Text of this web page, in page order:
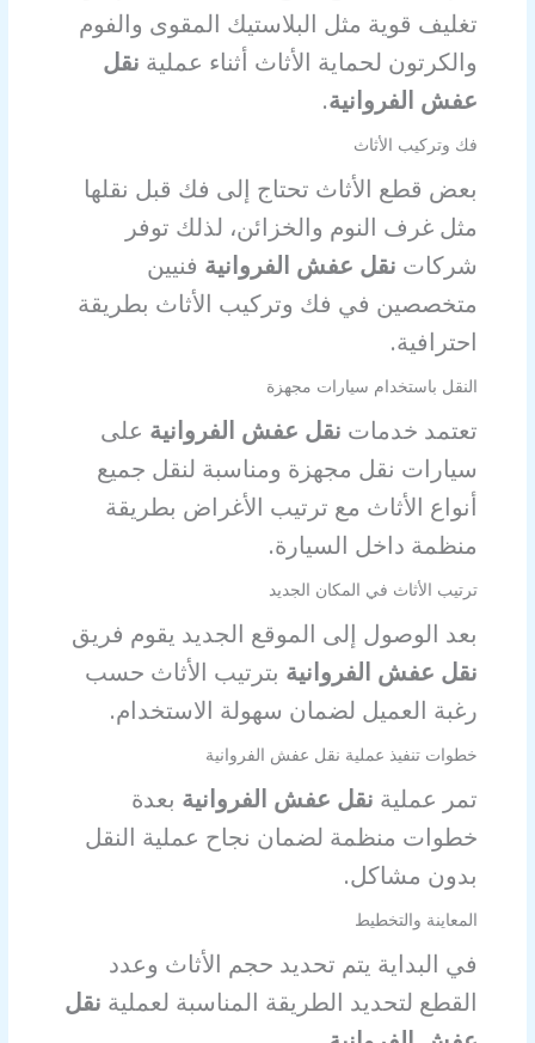
تغليف قوية مثل البلاستيك المقوى والفوم
والكرتون لحماية الأثاث أثناء عملية نقل
عفش الفروانية.
فك وتركيب الأثاث
بعض قطع الأثاث تحتاج إلى فك قبل نقلها
مثل غرف النوم والخزائن، لذلك توفر
شركات نقل عفش الفروانية فنيين
متخصصين في فك وتركيب الأثاث بطريقة
احترافية.
النقل باستخدام سيارات مجهزة
تعتمد خدمات نقل عفش الفروانية على
سيارات نقل مجهزة ومناسبة لنقل جميع
أنواع الأثاث مع ترتيب الأغراض بطريقة
منظمة داخل السيارة.
ترتيب الأثاث في المكان الجديد
بعد الوصول إلى الموقع الجديد يقوم فريق
نقل عفش الفروانية بترتيب الأثاث حسب
رغبة العميل لضمان سهولة الاستخدام.
خطوات تنفيذ عملية نقل عفش الفروانية
تمر عملية نقل عفش الفروانية بعدة
خطوات منظمة لضمان نجاح عملية النقل
بدون مشاكل.
المعاينة والتخطيط
في البداية يتم تحديد حجم الأثاث وعدد
القطع لتحديد الطريقة المناسبة لعملية نقل